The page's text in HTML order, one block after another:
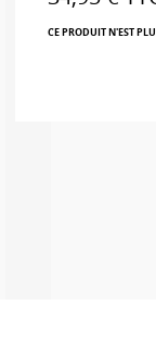
CE PRODUIT N'EST